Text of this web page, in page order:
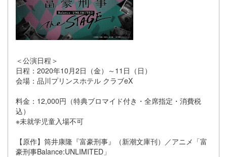
＜公演日程＞
日程：2020年10月2日（金）～11日（日）
会場：品川プリンスホテル クラブeX
料金：12,000円（特典ブロマイド付き・全席指定・消費税
込）
※未就学児童入場不可
【原作】筒井康隆『富豪刑事』（新潮文庫刊）／アニメ「富
豪刑事Balance:UNLIMITED」